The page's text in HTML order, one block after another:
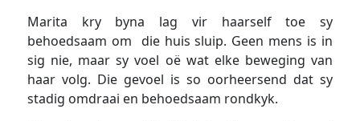
Marita kry byna lag vir haarself toe sy
behoedsaam om die huis sluip. Geen mens is in
sig nie, maar sy voel oë wat elke beweging van
haar volg. Die gevoel is so oorheersend dat sy
stadig omdraai en behoedsaam rondkyk.